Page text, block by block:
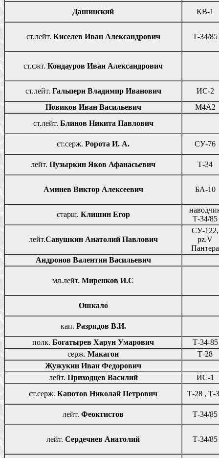
Дашинский
КВ-1
ст.лейт. Киселев Иван Александрович Т-34/85
ст.сжт. Кондауров Иван Александрович
ст.лейт. Гальперн Владимир Иванович
ИС-2
Новиков Иван Васильевич
М4А2
ст.лейт. Блинов Никита Павлович
ст.серж. Ророта И. А. СУ-76
лейт. Пузыркин Яков Афанасьевич Т-34
Аминев Виктор Алексеевич БА-10
старш. Клишин Егор
Т-34/85
лейт.Савушкин Анатолий Павлович
СУ-122,
pz.V
Пантера
Андронов Валентин Васильевич
мл.лейт. Миренков И.С
Ошкало
кап. Разрядов В.И.
полк. Богатырев Харун Умарович
Т-34-85
серж. Макагон
Т-28
Жужукин Иван Федорович
лейт. Приходцев Василий
ИС-1
ст.серж. Капотов Николай Петрович Т-28 , Т-
лейт. Феоктистов Т-34/85
лейт. Сердечнев Анатолий Т-34/85